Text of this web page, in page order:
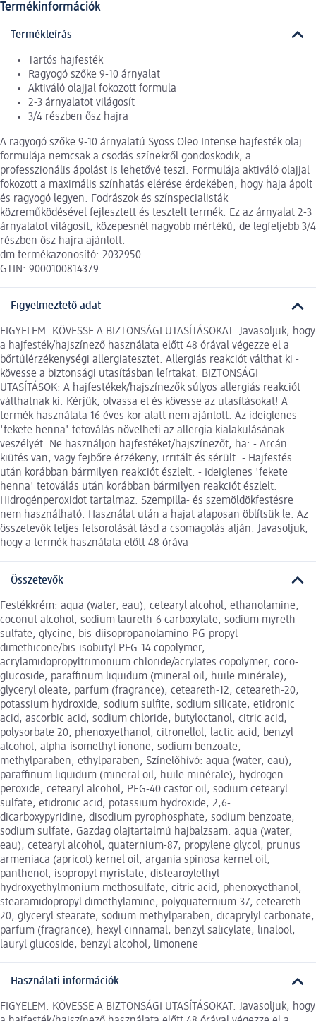
Termékinformációk
Termékleírás
Tartós hajfesték
Ragyogó szőke 9-10 árnyalat
Aktiváló olajjal fokozott formula
2-3 árnyalatot világosít
3/4 részben ősz hajra
A ragyogó szőke 9-10 árnyalatú Syoss Oleo Intense hajfesték olaj
formulája nemcsak a csodás színekről gondoskodik, a
professzionális ápolást is lehetővé teszi. Formulája aktiváló olajjal
fokozott a maximális színhatás elérése érdekében, hogy haja ápolt
és ragyogó legyen. Fodrászok és színspecialisták
közreműködésével fejlesztett és tesztelt termék. Ez az árnyalat 2-3
árnyalatot világosít, közepesnél nagyobb mértékű, de legfeljebb 3/4
részben ősz hajra ajánlott.
dm termékazonosító: 2032950
GTIN: 9000100814379
Figyelmeztető adat
FIGYELEM: KÖVESSE A BIZTONSÁGI UTASÍTÁSOKAT. Javasoljuk, hogy
a hajfesték/hajszínező használata előtt 48 órával végezze el a
bőrtúlérzékenységi allergiatesztet. Allergiás reakciót válthat ki -
kövesse a biztonsági utasításban leírtakat. BIZTONSÁGI
UTASÍTÁSOK: A hajfestékek/hajszínezők súlyos allergiás reakciót
válthatnak ki. Kérjük, olvassa el és kövesse az utasításokat! A
termék használata 16 éves kor alatt nem ajánlott. Az ideiglenes
'fekete henna' tetoválás növelheti az allergia kialakulásának
veszélyét. Ne használjon hajfestéket/hajszínezőt, ha: - Arcán
kiütés van, vagy fejbőre érzékeny, irritált és sérült. - Hajfestés
után korábban bármilyen reakciót észlelt. - Ideiglenes 'fekete
henna' tetoválás után korábban bármilyen reakciót észlelt.
Hidrogénperoxidot tartalmaz. Szempilla- és szemöldökfestésre
nem használható. Használat után a hajat alaposan öblítsük le. Az
összetevők teljes felsorolását lásd a csomagolás alján. Javasoljuk,
hogy a termék használata előtt 48 óráva
Összetevők
Festékkrém: aqua (water, eau), cetearyl alcohol, ethanolamine,
coconut alcohol, sodium laureth-6 carboxylate, sodium myreth
sulfate, glycine, bis-diisopropanolamino-PG-propyl
dimethicone/bis-isobutyl PEG-14 copolymer,
acrylamidopropyltrimonium chloride/acrylates copolymer, coco-
glucoside, paraffinum liquidum (mineral oil, huile minérale),
glyceryl oleate, parfum (fragrance), ceteareth-12, ceteareth-20,
potassium hydroxide, sodium sulfite, sodium silicate, etidronic
acid, ascorbic acid, sodium chloride, butyloctanol, citric acid,
polysorbate 20, phenoxyethanol, citronellol, lactic acid, benzyl
alcohol, alpha-isomethyl ionone, sodium benzoate,
methylparaben, ethylparaben, Színelőhívó: aqua (water, eau),
paraffinum liquidum (mineral oil, huile minérale), hydrogen
peroxide, cetearyl alcohol, PEG-40 castor oil, sodium cetearyl
sulfate, etidronic acid, potassium hydroxide, 2,6-
dicarboxypyridine, disodium pyrophosphate, sodium benzoate,
sodium sulfate, Gazdag olajtartalmú hajbalzsam: aqua (water,
eau), cetearyl alcohol, quaternium-87, propylene glycol, prunus
armeniaca (apricot) kernel oil, argania spinosa kernel oil,
panthenol, isopropyl myristate, distearoylethyl
hydroxyethylmonium methosulfate, citric acid, phenoxyethanol,
stearamidopropyl dimethylamine, polyquaternium-37, ceteareth-
20, glyceryl stearate, sodium methylparaben, dicaprylyl carbonate,
parfum (fragrance), hexyl cinnamal, benzyl salicylate, linalool,
lauryl glucoside, benzyl alcohol, limonene
Használati információk
FIGYELEM: KÖVESSE A BIZTONSÁGI UTASÍTÁSOKAT. Javasoljuk, hogy